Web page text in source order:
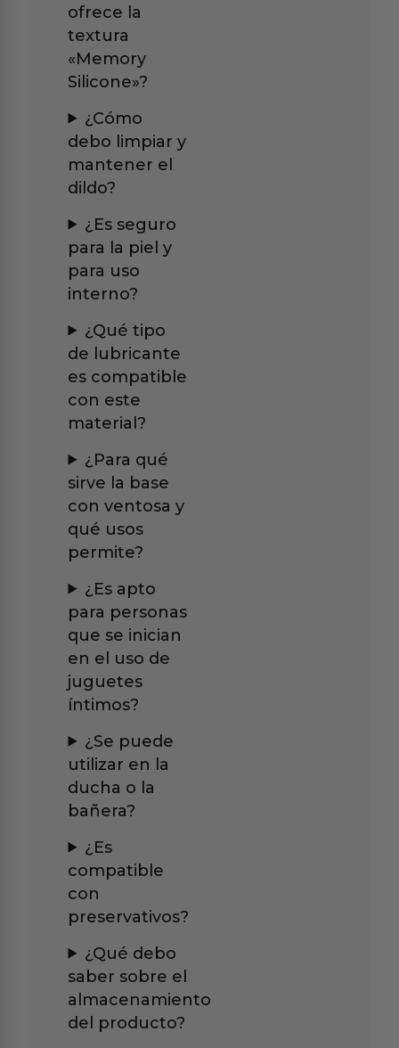
ofrece la
textura
«Memory
Silicone»?
¿Cómo
debo limpiar y
mantener el
dildo?
¿Es seguro
para la piel y
para uso
interno?
¿Qué tipo
de lubricante
es compatible
con este
material?
¿Para qué
sirve la base
con ventosa y
qué usos
permite?
¿Es apto
para personas
que se inician
en el uso de
juguetes
íntimos?
¿Se puede
utilizar en la
ducha o la
bañera?
¿Es
compatible
con
preservativos?
¿Qué debo
saber sobre el
almacenamiento
del producto?